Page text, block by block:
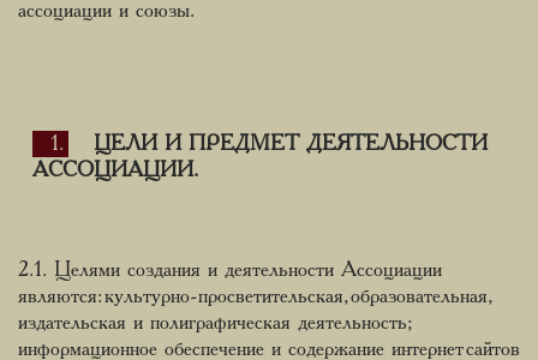
ассоциации и союзы.
ЦЕЛИ И ПРЕДМЕТ ДЕЯТЕЛЬНОСТИ
АССОЦИАЦИИ.
2.1. Целями создания и деятельности Ассоциации
являются: культурно-просветительская, образовательная,
издательская и полиграфическая деятельность;
информационное обеспечение и содержание интернет сайтов